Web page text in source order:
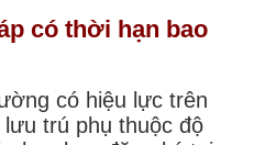
có thời hạn bao
có hiệu lực trên
trú phụ thuộc độ